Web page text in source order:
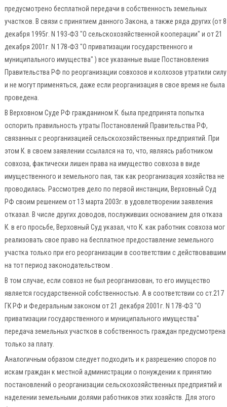
предусмотрено бесплатной передачи в собственность земельных
участков. В связи с принятием данного Закона, а также ряда других (от 8
декабря 1995г. N 193-ФЗ "О сельскохозяйственной кооперации" и от 21
декабря 2001г. N 178-ФЗ "О приватизации государственного и
муниципального имущества" ) все указанные выше Постановления
Правительства РФ по реорганизации совхозов и колхозов утратили силу
и не могут применяться, даже если реорганизация в свое время не была
проведена.
В Верховном Суде РФ гражданином К. была предпринята попытка
оспорить правильность утраты Постановлений Правительства РФ,
связанных с реорганизацией сельскохозяйственных предприятий. При
этом К. в своем заявлении ссылался на то, что, являясь работником
совхоза, фактически лишен права на имущество совхоза в виде
имущественного и земельного пая, так как реорганизация хозяйства не
проводилась. Рассмотрев дело по первой инстанции, Верховный Суд
РФ своим решением от 13 марта 2003г. в удовлетворении заявления
отказал. В числе других доводов, послуживших основанием для отказа
К. в его просьбе, Верховный Суд указал, что К. как работник совхоза мог
реализовать свое право на бесплатное предоставление земельного
участка только при его реорганизации в соответствии с действовавшим
на тот период законодательством .
В том случае, если совхоз не был реорганизован, то его имущество
является государственной собственностью. А в соответствии со ст.217
ГК РФ и Федеральным законом от 21 декабря 2001г. N 178-ФЗ "О
приватизации государственного и муниципального имущества"
передача земельных участков в собственность граждан предусмотрена
только за плату.
Аналогичным образом следует подходить и к разрешению споров по
искам граждан к местной администрации о понуждении к принятию
постановлений о реорганизации сельскохозяйственных предприятий и
наделении земельными долями работников этих хозяйств. Для этого